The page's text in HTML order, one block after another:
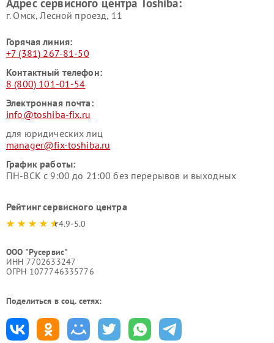
Адрес сервисного центра Toshiba:
г. Омск, ​Лесной проезд, 11
Горячая линия:
+7 (381) 267-81-50
Контактный телефон:
8 (800) 101-01-54
Электронная почта:
info@toshiba-fix.ru
для юридических лиц
manager@fix-toshiba.ru
График работы:
ПН-ВСК с 9:00 до 21:00 без перерывов и выходных
Рейтинг сервисного центра
4.9-5.0
ООО "Русервис"
ИНН 7702633247
ОГРН 1077746335776
Поделиться в соц. сетях: